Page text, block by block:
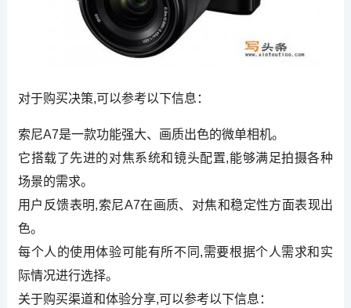
对于购买决策,可以参考以下信息：
索尼A7是一款功能强大、画质出色的微单相机。
它搭载了先进的对焦系统和镜头配置,能够满足拍摄各种
场景的需求。
用户反馈表明,索尼A7在画质、对焦和稳定性方面表现出
色。
每个人的使用体验可能有所不同,需要根据个人需求和实
际情况进行选择。
关于购买渠道和体验分享,可以参考以下信息：